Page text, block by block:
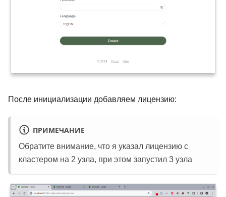
После инициализации добавляем лицензию:
ПРИМЕЧАНИЕ
Обратите внимание, что я указал лицензию с
кластером на 2 узла, при этом запустил 3 узла